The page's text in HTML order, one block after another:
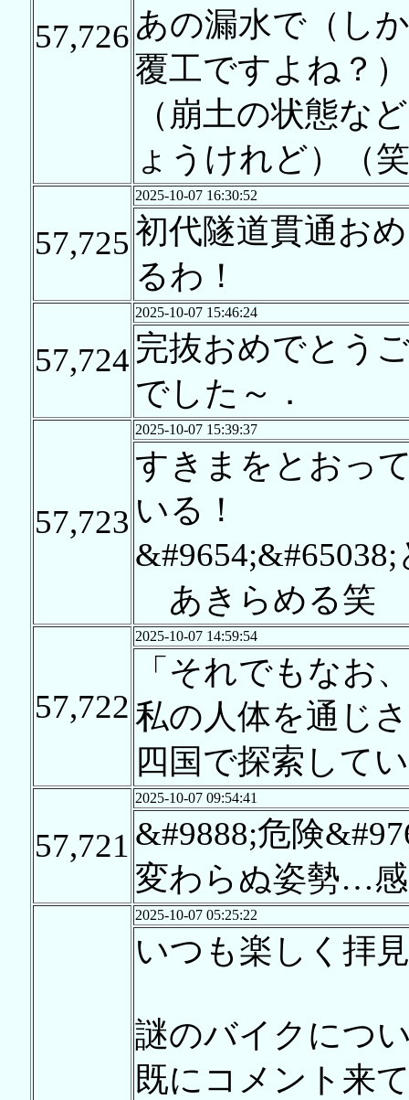
57,726 あの漏水で（し
覆工ですよね？
（崩土の状態な
ょうけれど）（
57,725
2025-10-07 16:30:52
初代隧道貫通お
るわ！
57,724
2025-10-07 15:46:24
完抜おめでとう
でした～．
57,723
2025-10-07 15:39:37
すきまをとおっ
いる！
あきらめる笑
57,722
2025-10-07 14:59:54
「それでもなお
私の人体を通じ
四国で探索して
57,721
2025-10-07 09:54:41
&#9888;危険
変わらぬ姿勢…
2025-10-07 05:25:22
いつも楽しく拝
謎のバイクにつ
既にコメント来